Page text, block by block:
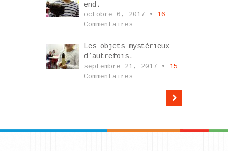
end.
octobre 6, 2017 • 16
Commentaires
Les objets mystérieux
d’autrefois.
septembre 21, 2017 • 15
Commentaires